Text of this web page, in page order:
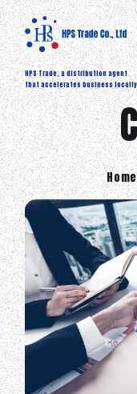
HPS Trade, a distribution agent
that accelerates business
Home